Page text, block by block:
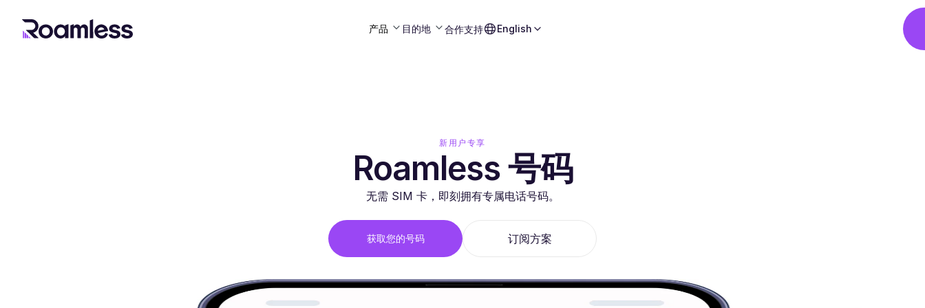
产品 目的地 合作支持 English
新用户专享
Roamless 号码
无需 SIM 卡，即刻拥有专属电话号码。
获取您的号码 订阅方案